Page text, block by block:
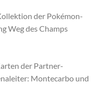
der Pokémon-
Weg des Champs
der Partner-
Montecarbo und